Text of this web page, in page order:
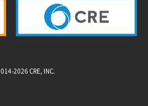
2026 CRE, INC.